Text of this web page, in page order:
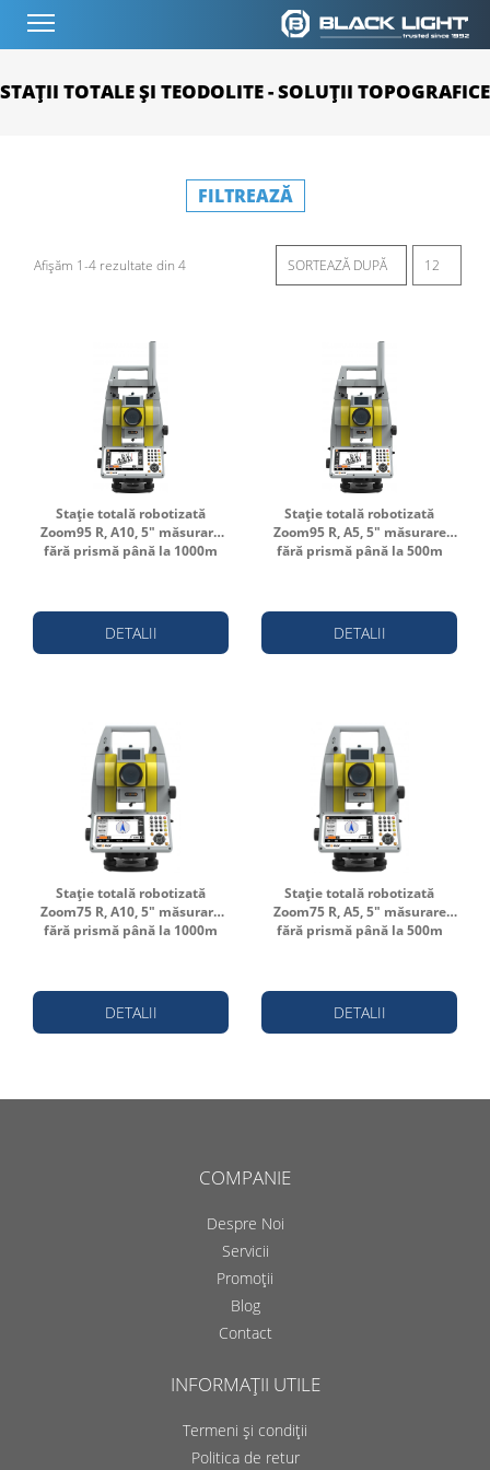
STAȚII TOTALE ȘI TEODOLITE - SOLUȚII TOPOGRAFICE
FILTREAZĂ
Afișăm 1-4 rezultate din 4
Stație totală robotizată
Zoom95 R, A10, 5" măsurare
fără prismă până la 1000m
DETALII
Stație totală robotizată
Zoom95 R, A5, 5" măsurare
fără prismă până la 500m
DETALII
Stație totală robotizată
Zoom75 R, A10, 5" măsurare
fără prismă până la 1000m
DETALII
Stație totală robotizată
Zoom75 R, A5, 5" măsurare
fără prismă până la 500m
DETALII
COMPANIE
Despre Noi
Servicii
Promoții
Blog
Contact
INFORMAȚII UTILE
Termeni și condiții
Politica de retur